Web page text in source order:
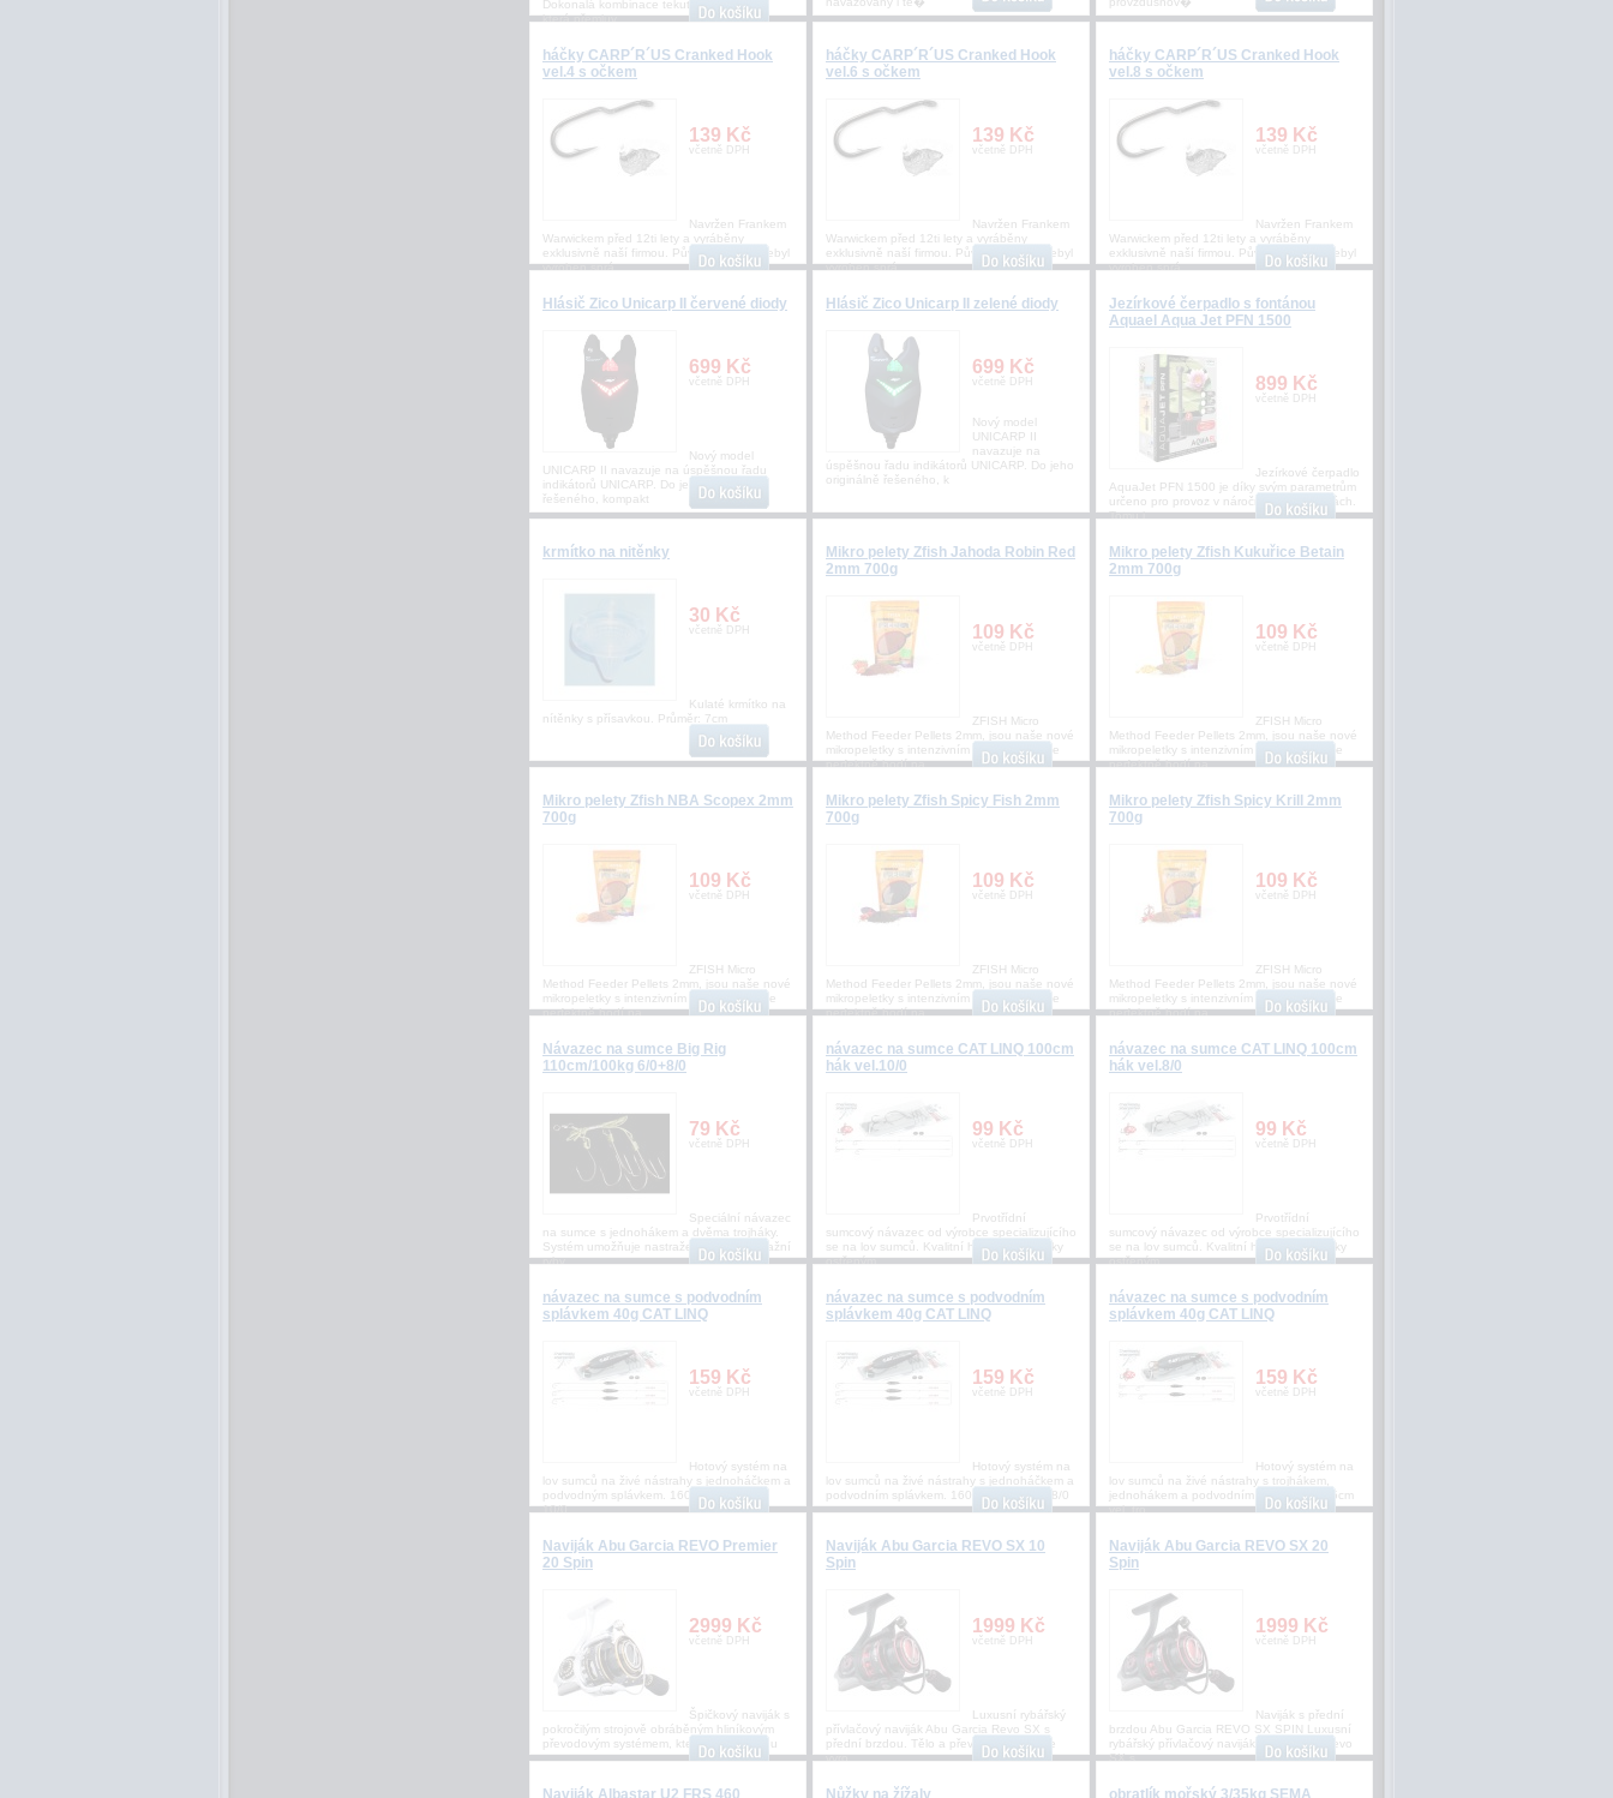
Dokonalá kombinace tekutých atraktorů,
která přemluv
háčky CARP´R´US Cranked Hook
vel.4 s očkem
139 Kč
včetně DPH
Navržen Frankem
Warwickem před 12ti lety a vyráběny
exklusivně naší firmou. Původní háček nebyl
vyroben sprá
háčky CARP´R´US Cranked Hook
vel.6 s očkem
139 Kč
včetně DPH
Navržen Frankem
Warwickem před 12ti lety a vyráběny
exklusivně naší firmou. Původní háček nebyl
vyroben sprá
háčky CARP´R´US Cranked Hook
vel.8 s očkem
139 Kč
včetně DPH
Navržen Frankem
Warwickem před 12ti lety a vyráběny
exklusivně naší firmou. Původní háček nebyl
vyroben sprá
Hlásič Zico Unicarp II červené diody
699 Kč
včetně DPH
Nový model
UNICARP II navazuje na úspěšnou řadu
indikátorů UNICARP. Do jeho originálně
řešeného, kompakt
Hlásič Zico Unicarp II zelené diody
699 Kč
včetně DPH
Nový model
UNICARP II
navazuje na
úspěšnou řadu indikátorů UNICARP. Do jeho
originálně řešeného, k
Jezírkové čerpadlo s fontánou
Aquael Aqua Jet PFN 1500
899 Kč
včetně DPH
Jezírkové čerpadlo
AquaJet PFN 1500 je díky svým parametrům
určeno pro provoz v náročných podmínkách.
Tomu j
krmítko na nitěnky
30 Kč
včetně DPH
Kulaté krmítko na
nítěnky s přísavkou. Průměr: 7cm
Mikro pelety Zfish Jahoda Robin Red
2mm 700g
109 Kč
včetně DPH
ZFISH Micro
Method Feeder Pellets 2mm, jsou naše nové
mikropeletky s intenzivním aroma, které se
perfektně hodí na
Mikro pelety Zfish Kukuřice Betain
2mm 700g
109 Kč
včetně DPH
ZFISH Micro
Method Feeder Pellets 2mm, jsou naše nové
mikropeletky s intenzivním aroma, které se
perfektně hodí na
Mikro pelety Zfish NBA Scopex 2mm
700g
109 Kč
včetně DPH
ZFISH Micro
Method Feeder Pellets 2mm, jsou naše nové
mikropeletky s intenzivním aroma, které se
perfektně hodí na
Mikro pelety Zfish Spicy Fish 2mm
700g
109 Kč
včetně DPH
ZFISH Micro
Method Feeder Pellets 2mm, jsou naše nové
mikropeletky s intenzivním aroma, které se
perfektně hodí na
Mikro pelety Zfish Spicy Krill 2mm
700g
109 Kč
včetně DPH
ZFISH Micro
Method Feeder Pellets 2mm, jsou naše nové
mikropeletky s intenzivním aroma, které se
perfektně hodí na
Návazec na sumce Big Rig
110cm/100kg 6/0+8/0
79 Kč
včetně DPH
Speciální návazec
na sumce s jednohákem a dvěma trojháky.
Systém umožňuje nastražení velké nástražní
ryby
návazec na sumce CAT LINQ 100cm
hák vel.10/0
99 Kč
včetně DPH
Prvotřídní
sumcový návazec od výrobce specializujícího
se na lov sumců. Kvalitní háčky s chemicky
ostřeným
návazec na sumce CAT LINQ 100cm
hák vel.8/0
99 Kč
včetně DPH
Prvotřídní
sumcový návazec od výrobce specializujícího
se na lov sumců. Kvalitní háčky s chemicky
ostřeným
návazec na sumce s podvodním
splávkem 40g CAT LINQ
159 Kč
včetně DPH
Hotový systém na
lov sumců na živé nástrahy s jednoháčkem a
podvodným splávkem. 160cm vel. háčku
10/0
návazec na sumce s podvodním
splávkem 40g CAT LINQ
159 Kč
včetně DPH
Hotový systém na
lov sumců na živé nástrahy s jednoháčkem a
podvodním splávkem. 160cm vel. háčku 8/0
návazec na sumce s podvodním
splávkem 40g CAT LINQ
159 Kč
včetně DPH
Hotový systém na
lov sumců na živé nástrahy s trojhákem,
jednohákem a podvodním splávkem. 175cm
vel. tro
Naviják Abu Garcia REVO Premier
20 Spin
2999 Kč
včetně DPH
Špičkový naviják s
pokročilým strojově obráběným hliníkovým
převodovým systémem, který dává rybáři u
Naviják Abu Garcia REVO SX 10
Spin
1999 Kč
včetně DPH
Luxusní rybářský
přívlačový naviják Abu Garcia Revo SX s
přední brzdou. Tělo a převody navijáku je
vyro
Naviják Abu Garcia REVO SX 20
Spin
1999 Kč
včetně DPH
Naviják s přední
brzdou Abu Garcia REVO SX SPIN Luxusní
rybářský přívlačový naviják Abu Garcia Revo
SX s
Naviják Albastar U2 FRS 460 Nůžky na žížaly obratlík mořský 3/35kg SEMA